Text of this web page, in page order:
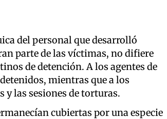
del personal que desarrolló
parte de las víctimas, no difiere
de detención. A los agentes de
mientras que a los
las sesiones de torturas.
cubiertas por una especie